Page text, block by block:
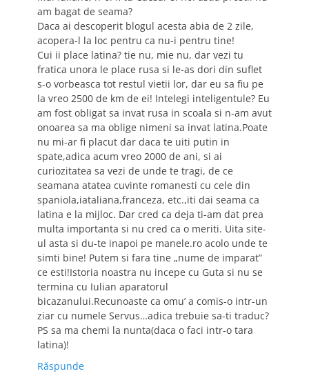
am bagat de seama?
Daca ai descoperit blogul acesta abia de 2 zile,
acopera-l la loc pentru ca nu-i pentru tine!
Cui ii place latina? tie nu, mie nu, dar vezi tu
fratica unora le place rusa si le-as dori din suflet
s-o vorbeasca tot restul vietii lor, dar eu sa fiu pe
la vreo 2500 de km de ei! Intelegi inteligentule? Eu
am fost obligat sa invat rusa in scoala si n-am avut
onoarea sa ma oblige nimeni sa invat latina.Poate
nu mi-ar fi placut dar daca te uiti putin in
spate,adica acum vreo 2000 de ani, si ai
curiozitatea sa vezi de unde te tragi, de ce
seamana atatea cuvinte romanesti cu cele din
spaniola,iataliana,franceza, etc.,iti dai seama ca
latina e la mijloc. Dar cred ca deja ti-am dat prea
multa importanta si nu cred ca o meriti. Uita site-
ul asta si du-te inapoi pe manele.ro acolo unde te
simti bine! Putem si fara tine „nume de imparat”
ce esti!Istoria noastra nu incepe cu Guta si nu se
termina cu Iulian aparatorul
bicazanului.Recunoaste ca omu’ a comis-o intr-un
ziar cu numele Servus…adica trebuie sa-ti traduc?
PS sa ma chemi la nunta(daca o faci intr-o tara
latina)!
Răspunde